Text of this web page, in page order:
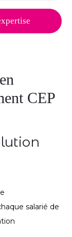
CEP
salarié de